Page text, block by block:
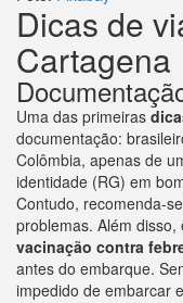
Dicas de
Cartagena
Uma das primeiras
documentação:
Colômbia, apenas de
identidade (RG) em
Contudo, recomenda-
problemas. Além
vacinação contra
antes do embarque.
impedido de embarcar